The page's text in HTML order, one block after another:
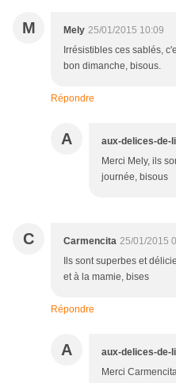
M Mely 25/01/2015 10:09
Irrésistibles ces sablés,
bon dimanche, bisous.
Répondre
A aux-delices-de-
Merci Mely, ils
journée, bisous
C Carmencita 25/01/2015
Ils sont superbes et
et à la mamie, bises
Répondre
A aux-delices-de-
Merci